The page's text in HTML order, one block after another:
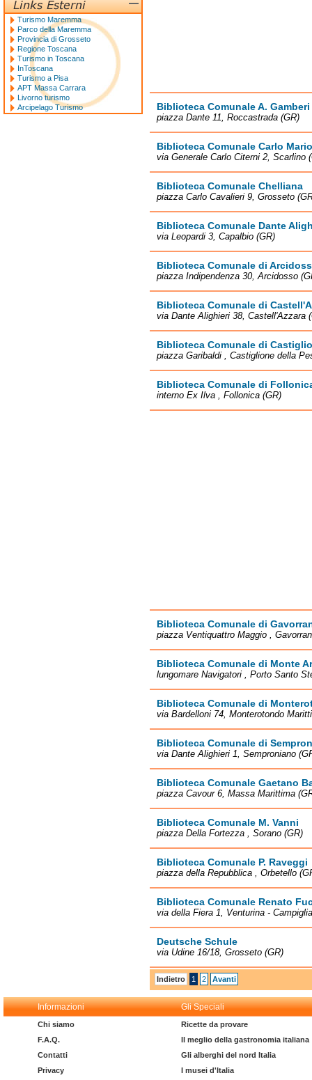
Biblioteca Comunale A. Gamberi
piazza Dante 11, Roccastrada (GR)
Biblioteca Comunale Carlo
via Generale Carlo Citerni 2, Scarlino
Biblioteca Comunale Chelliana
piazza Carlo Cavalieri 9, Grosseto
Biblioteca Comunale Dante
via Leopardi 3, Capalbio (GR)
Biblioteca Comunale di
piazza Indipendenza 30, Arcidosso
Biblioteca Comunale di
via Dante Alighieri 38, Castell'Azzara
Biblioteca Comunale di
piazza Garibaldi , Castiglione della
Biblioteca Comunale di
interno Ex Ilva , Follonica (GR)
Biblioteca Comunale di
piazza Ventiquattro Maggio ,
Biblioteca Comunale di Monte
lungomare Navigatori , Porto Santo
Biblioteca Comunale di
via Bardelloni 74, Monterotondo
Biblioteca Comunale di
via Dante Alighieri 1, Semproniano
Biblioteca Comunale Gaetano
piazza Cavour 6, Massa Marittima
Biblioteca Comunale M. Vanni
piazza Della Fortezza , Sorano (GR)
Biblioteca Comunale P. Raveggi
piazza della Repubblica , Orbetello
Biblioteca Comunale Renato
via della Fiera 1, Venturina -
Deutsche Schule
via Udine 16/18, Grosseto (GR)
Indietro 1 2 Avanti
Turismo Maremma
Parco della Maremma
Provincia di Grosseto
Regione Toscana
Turismo in Toscana
InToscana
Turismo a Pisa
APT Massa Carrara
Livorno turismo
Arcipelago Turismo
Informazioni Gli Speciali
Chi siamo
F.A.Q.
Contatti
Privacy
Ricette da provare
Il meglio della gastronomia italiana
Gli alberghi del nord Italia
I musei d'Italia